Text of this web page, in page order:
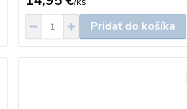
Pridať do košíka